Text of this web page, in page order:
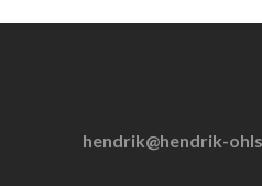
hendrik@hendrik-